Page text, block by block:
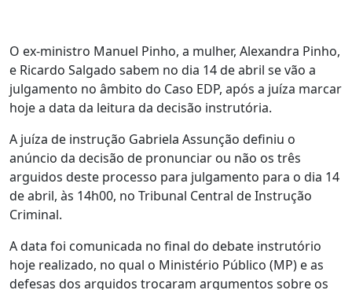
O ex-ministro Manuel Pinho, a mulher, Alexandra Pinho,
e Ricardo Salgado sabem no dia 14 de abril se vão a
julgamento no âmbito do Caso EDP, após a juíza marcar
hoje a data da leitura da decisão instrutória.
A juíza de instrução Gabriela Assunção definiu o
anúncio da decisão de pronunciar ou não os três
arguidos deste processo para julgamento para o dia 14
de abril, às 14h00, no Tribunal Central de Instrução
Criminal.
A data foi comunicada no final do debate instrutório
hoje realizado, no qual o Ministério Público (MP) e as
defesas dos arguidos trocaram argumentos sobre os